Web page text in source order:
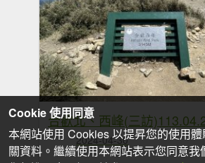
合歡北、西峰(三訪
2024-04-30
Cookie 使用同意
本網站使用 Cookies 以提昇您的使用
關資料。繼續使用本網站表示您同意